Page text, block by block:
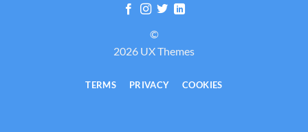
©
2026 UX Themes
TERMS PRIVACY COOKIES